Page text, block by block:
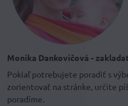
Monika Dankovičová -
Pokiaľ potrebujete poradiť s
zorientovať na stránke, určite
poradíme.